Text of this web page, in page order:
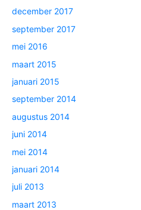
december 2017
september 2017
mei 2016
maart 2015
januari 2015
september 2014
augustus 2014
juni 2014
mei 2014
januari 2014
juli 2013
maart 2013